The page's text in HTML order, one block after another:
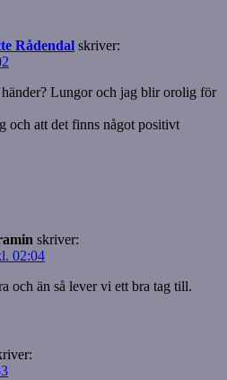
Rådendal skriver:
Lungor och jag blir orolig för
och att det finns något positivt
skriver:
02:04
och än så lever vi ett bra tag till.